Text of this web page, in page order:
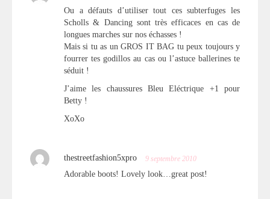
Ou a défauts d’utiliser tout ces subterfuges les
Scholls & Dancing sont très efficaces en cas de
longues marches sur nos échasses !
Mais si tu as un GROS IT BAG tu peux toujours y
fourrer tes godillos au cas ou l’astuce ballerines te
séduit !
J’aime les chaussures Bleu Eléctrique +1 pour
Betty !
XoXo
thestreetfashion5xpro 9 septembre 2010
Adorable boots! Lovely look…great post!